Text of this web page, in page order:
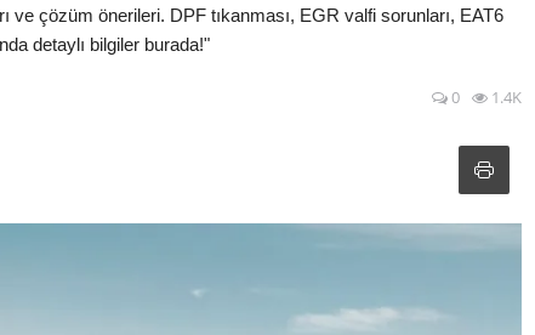
ve çözüm önerileri. DPF tıkanması, EGR valfi sorunları, EAT6
detaylı bilgiler burada!"
0 1.4K